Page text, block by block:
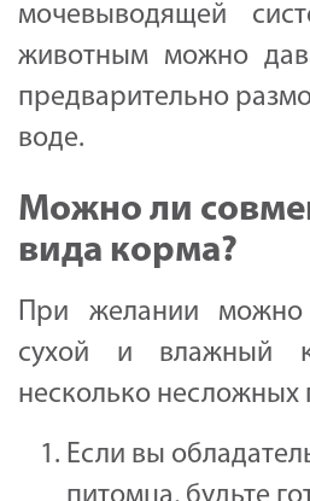
мочевыводящей
животным можно
предварительно
воде.
Можно ли
вида корма?
При желании можно
сухой и влажный
несколько несложных
Если вы